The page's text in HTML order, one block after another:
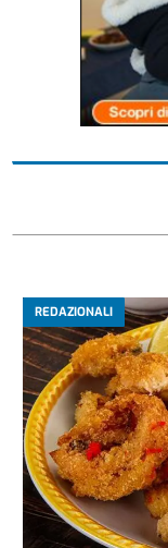
REDAZIONALI